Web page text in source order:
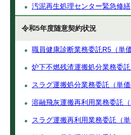
汚泥再生処理センター緊急修繕
令和5年度随意契約状況
職員健康診断業務委託R5（単価
炉下不燃残渣運搬処分業務委託
スラグ運搬処分業務委託（単価
溶融飛灰運搬再利用業務委託（
スラグ運搬再利用業務委託（単